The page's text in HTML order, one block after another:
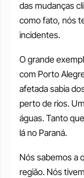
das mudanças
como fato, nós
incidentes.
O grande
com Porto
afetada sabia
perto de rios.
águas. Tanto
lá no Paraná.
Nós sabemos a
região. Nós